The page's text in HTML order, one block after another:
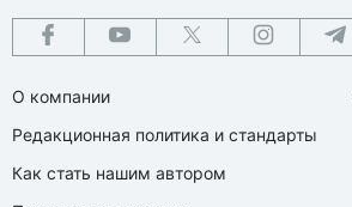
О компании
Редакционная политика и стандарты
Как стать нашим автором